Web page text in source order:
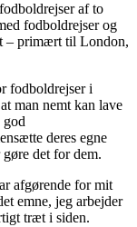
af to
fodboldrejser og
– primært til London,
fodboldrejser i
man nemt kan lave
god
deres egne
det for dem.
afgørende for mit
emne, jeg arbejder
træt i siden.